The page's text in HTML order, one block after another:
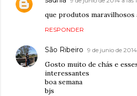
que produtos maravilhosos
RESPONDER
São Ribeiro 9 de junio de 2014
Gosto muito de chás e
interessantes
boa semana
bjs